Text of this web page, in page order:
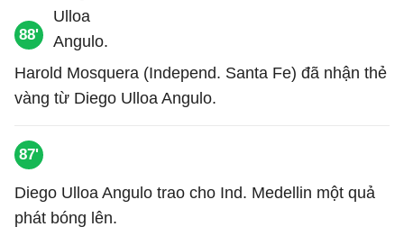
88'
Harold Mosquera (Independ. Santa Fe) đã nhận thẻ
vàng từ Diego Ulloa Angulo.
87'
Diego Ulloa Angulo trao cho Ind. Medellin một quả
phát bóng lên.